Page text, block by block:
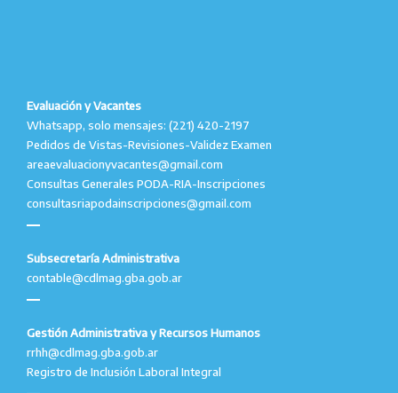
Evaluación y Vacantes
Whatsapp, solo mensajes: (221) 420-2197
Pedidos de Vistas-Revisiones-Validez Examen
areaevaluacionyvacantes@gmail.com
Consultas Generales PODA-RIA-Inscripciones
consultasriapodainscripciones@gmail.com
Subsecretaría Administrativa
contable@cdlmag.gba.gob.ar
Gestión Administrativa y Recursos Humanos
rrhh@cdlmag.gba.gob.ar
Registro de Inclusión Laboral Integral